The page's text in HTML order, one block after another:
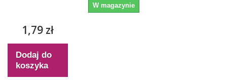
W magazynie
1,79 zł
Dodaj do
koszyka